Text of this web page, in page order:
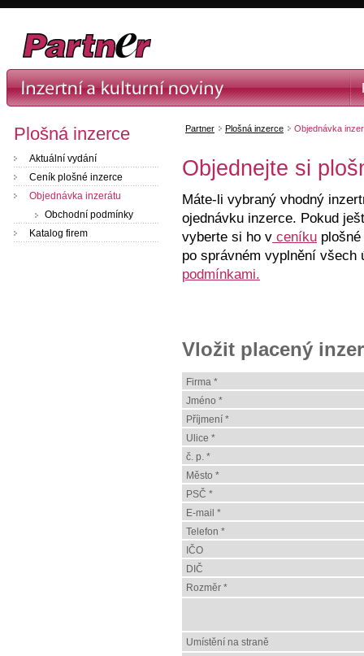
Plošná inzerce
Aktuální vydání
Ceník plošné inzerce
Objednávka inzerátu
Obchodní podmínky
Katalog firem
Partner Plošná inzerce Objednávka
Objednejte si
Máte-li vybraný vhodný
ojednávku inzerce. Pokud
vyberte si ho v ceníku
po správném vyplnění
podmínkami.
Vložit placený
Firma *
Jméno *
Příjmení *
Ulice *
č. p. *
Město *
PSČ *
E-mail *
Telefon *
IČO
DIČ
Rozměr *
Umístění na straně